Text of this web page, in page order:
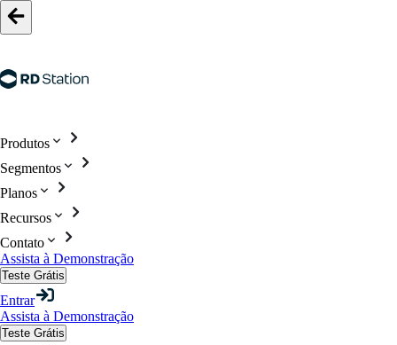
Produtos
Segmentos
Planos
Recursos
Contato
Assista à Demonstração
Teste Grátis
Entrar
Assista à Demonstração
Teste Grátis